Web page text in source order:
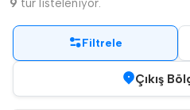
9 tur listeleniyor.
Filtrele
Çıkış